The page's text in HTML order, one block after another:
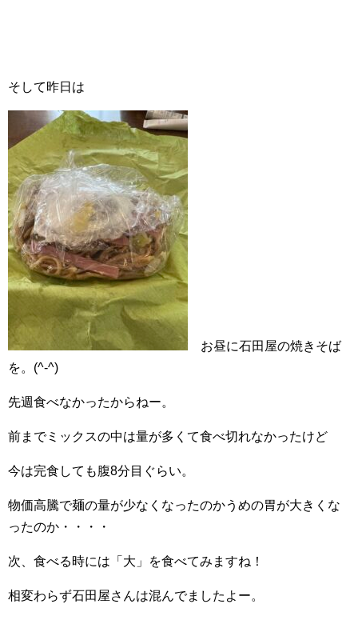
そして昨日は
お昼に石田屋の焼きそば
を。(^-^)
先週食べなかったからねー。
前までミックスの中は量が多くて食べ切れなかったけど
今は完食しても腹8分目ぐらい。
物価高騰で麺の量が少なくなったのかうめの胃が大きくな
ったのか・・・・
次、食べる時には「大」を食べてみますね！
相変わらず石田屋さんは混んでましたよー。